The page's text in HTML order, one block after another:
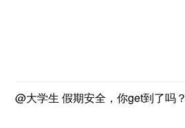
@大学生 假期安全，你get到了吗？